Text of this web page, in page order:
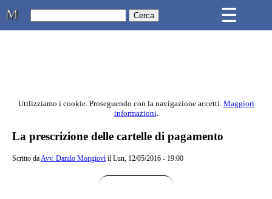
Studio Legale Mongiovì ☰
Contenuto principale della pagina
Utilizziamo i cookie. Proseguendo con la navigazione accetti. Maggiori
informazioni.
La prescrizione delle cartelle di pagamento
Scritto daAvv. Danilo Mongiovì il Lun, 12/05/2016 - 19:00